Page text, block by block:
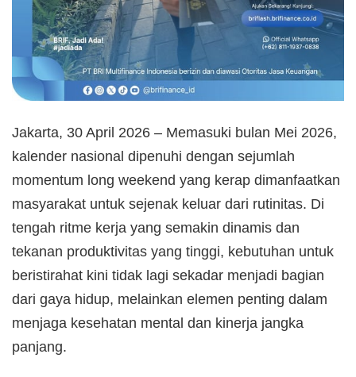
Jakarta, 30 April 2026 – Memasuki bulan Mei 2026,
kalender nasional dipenuhi dengan sejumlah
momentum long weekend yang kerap dimanfaatkan
masyarakat untuk sejenak keluar dari rutinitas. Di
tengah ritme kerja yang semakin dinamis dan
tekanan produktivitas yang tinggi, kebutuhan untuk
beristirahat kini tidak lagi sekadar menjadi bagian
dari gaya hidup, melainkan elemen penting dalam
menjaga kesehatan mental dan kinerja jangka
panjang.